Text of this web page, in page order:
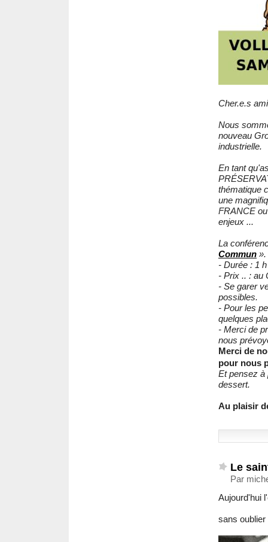
Cher.e.s
Nous
nouveau
industrielle.
En tant
thématique
une
FRANCE
enjeux ...
La
Commun ».
- Durée : 1
- Prix .. : au
- Se garer
possibles.
- Pour les
quelques
- Merci de
nous
Merci de
pour nous
Et pensez à
dessert.
Au plaisir
Le
Par
Aujourd'hui
sans